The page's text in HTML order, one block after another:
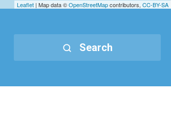
Leaflet | Map data ©OpenStreetMapcontributors, CC-BY-SA
Search